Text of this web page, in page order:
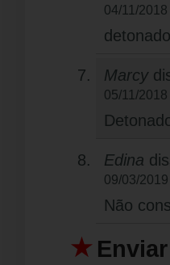
04/11/2018
detonado
Marcy
05/11/
Edina
09/03/
Não